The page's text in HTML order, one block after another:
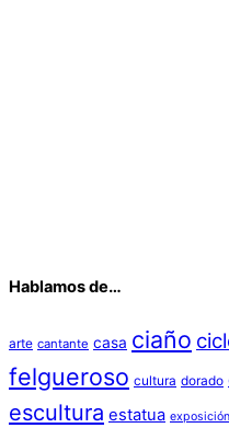
Hablamos de…
arte cantante casa ciaño
felgueroso cultura dorado
escultura estatua exposición